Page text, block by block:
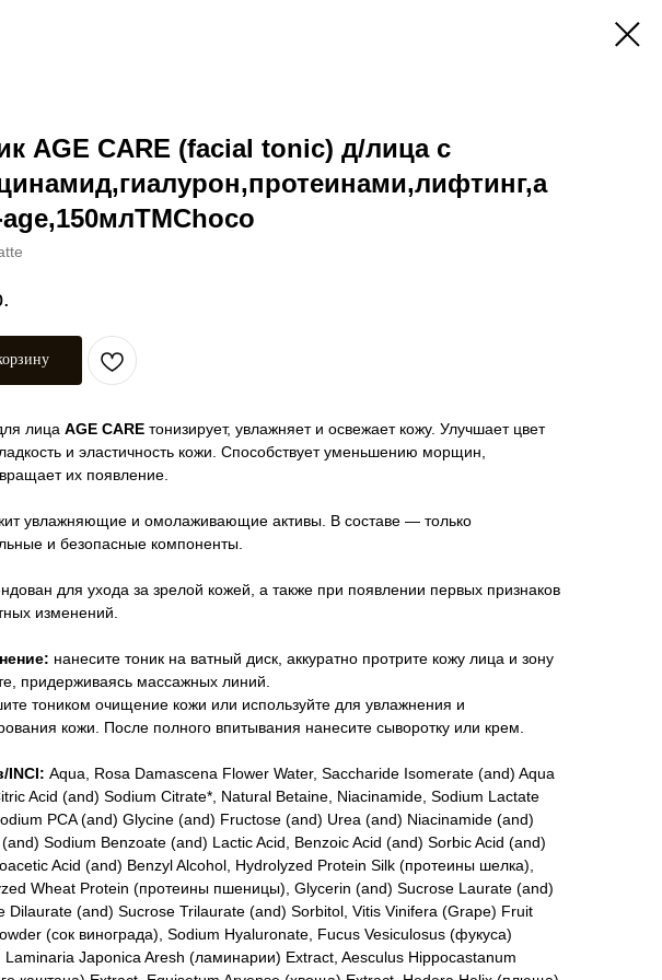
AGE CARE (facial tonic) д/лица с
лица AGE CARE тонизирует, увлажняет и освежает кожу. Улучшает цвет
и эластичность кожи. Способствует уменьшению морщин,
их появление.
увлажняющие и омолаживающие активы. В составе — только
и безопасные компоненты.
для ухода за зрелой кожей, а также при появлении первых признаков
изменений.
нанесите тоник на ватный диск, аккуратно протрите кожу лица и зону
придерживаясь массажных линий.
тоником очищение кожи или используйте для увлажнения и
кожи. После полного впитывания нанесите сыворотку или крем.
INCI: Aqua, Rosa Damascena Flower Water, Saccharide Isomerate (and) Aqua
Acid (and) Sodium Citrate*, Natural Betaine, Niacinamide, Sodium Lactate
PCA (and) Glycine (and) Fructose (and) Urea (and) Niacinamide (and)
Sodium Benzoate (and) Lactic Acid, Benzoic Acid (and) Sorbic Acid (and)
Acid (and) Benzyl Alcohol, Hydrolyzed Protein Silk (протеины шелка),
Wheat Protein (протеины пшеницы), Glycerin (and) Sucrose Laurate (and)
Dilaurate (and) Sucrose Trilaurate (and) Sorbitol, Vitis Vinifera (Grape) Fruit
(сок винограда), Sodium Hyaluronate, Fucus Vesiculosus (фукуса)
Laminaria Japonica Aresh (ламинарии) Extract, Aesculus Hippocastanum